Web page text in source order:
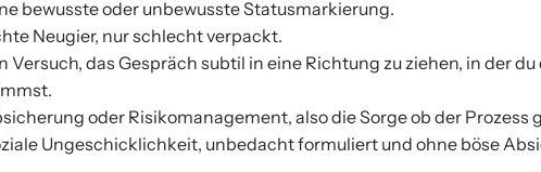
bewusste oder unbewusste Statusmarkierung.
Neugier, nur schlecht verpackt.
Versuch, das Gespräch subtil in eine Richtung zu ziehen, in der
oder Risikomanagement, also die Sorge ob der Prozess
Ungeschicklichkeit, unbedacht formuliert und ohne böse